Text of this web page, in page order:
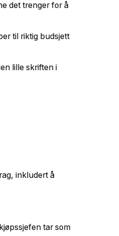
det trenger for å
til riktig budsjett
lille skriften i
inkludert å
tar som